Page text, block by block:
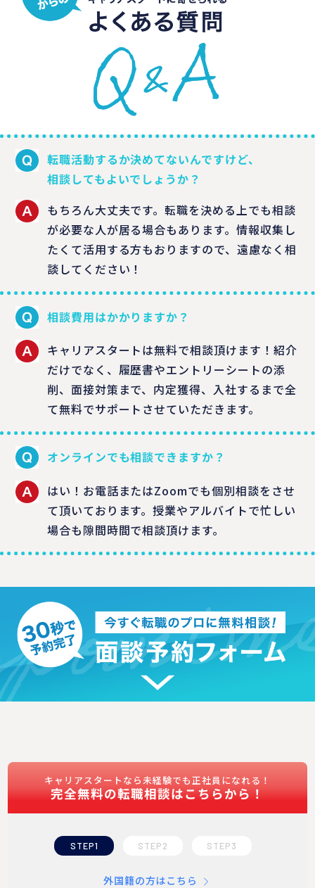
転職活動するか決めてないんですけど、
相談してもよいでしょうか？
もちろん大丈夫です。転職を決める上でも相談
が必要な人が居る場合もあります。情報収集し
たくて活用する方もおりますので、遠慮なく相
談してください！
相談費用はかかりますか？
キャリアスタートは無料で相談頂けます！紹介
だけでなく、履歴書やエントリーシートの添
削、面接対策まで、内定獲得、入社するまで全
て無料でサポートさせていただきます。
オンラインでも相談できますか？
はい！お電話またはZoomでも個別相談をさせ
て頂いております。授業やアルバイトで忙しい
場合も隙間時間で相談頂けます。
キャリアスタートなら未経験でも正社員になれる！
完全無料の転職相談はこちらから！
STEP1 STEP2 STEP3
外国籍の方はこちら